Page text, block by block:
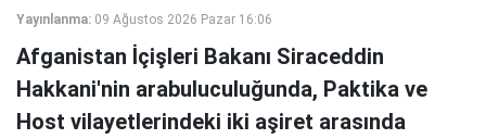
Yayınlanma: 09 Ağustos 2026 Pazar 16:06
Afganistan İçişleri Bakanı Siraceddin
Hakkani'nin arabuluculuğunda, Paktika ve
Host vilayetlerindeki iki aşiret arasında